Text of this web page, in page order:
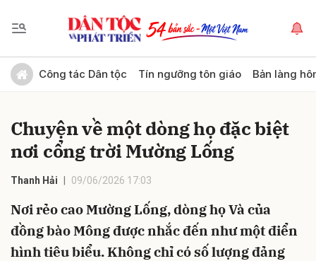
Công tác Dân tộc Tín ngưỡng tôn giáo Bản làng
Chuyện về một dòng họ đặc biệt
nơi cổng trời Mường Lống
Thanh Hải 09/06/2026 17:03
Nơi rẻo cao Mường Lống, dòng họ Và của
đồng bào Mông được nhắc đến như một điển
hình tiêu biểu. Không chỉ có số lượng đảng
Gửi bình luận
Hủy